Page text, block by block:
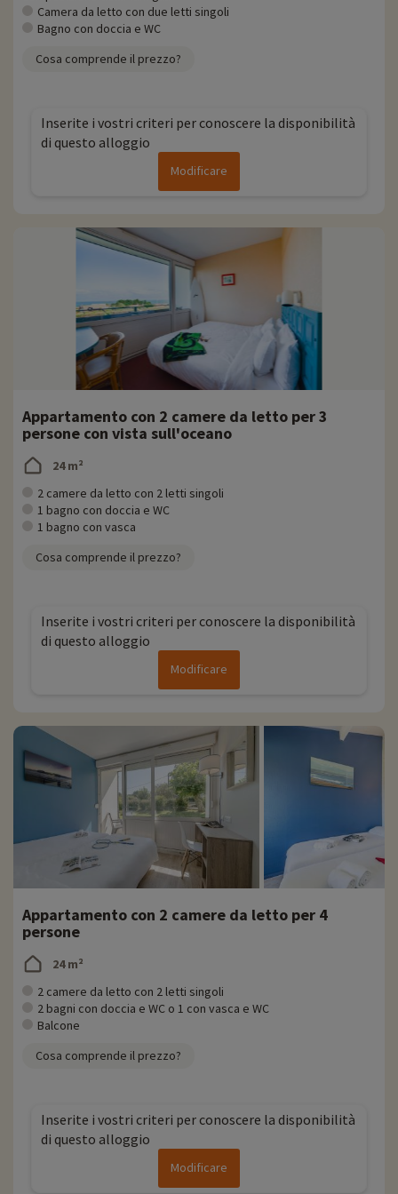
3 km e lo Zoo di Labenne a 11 km... Inoltre, potrete prenotare i
biglietti direttamente con il vostro soggiorno!
Ogni anno Familytrip scopre nuove attività per famiglie vicino ai nostri
scelto il vostro alloggio e potete scoprirlecliccando qui!
Per saperne di più
- Animali domestici non ammessi
Camera da letto con due letti singoli
Bagno con doccia e WC
Cosa comprende il prezzo?
Inserite i vostri criteri per conoscere la disponibilità
di questo alloggio
Modificare
Appartamento con 2 camere da letto per 3
persone con vista sull'oceano
24 m²
2 camere da letto con 2 letti singoli
1 bagno con doccia e WC
1 bagno con vasca
Cosa comprende il prezzo?
Inserite i vostri criteri per conoscere la disponibilità
di questo alloggio
Modificare
Appartamento con 2 camere da letto per 4
persone
24 m²
2 camere da letto con 2 letti singoli
2 bagni con doccia e WC o 1 con vasca e WC
Balcone
Cosa comprende il prezzo?
Inserite i vostri criteri per conoscere la disponibilità
di questo alloggio
Modificare